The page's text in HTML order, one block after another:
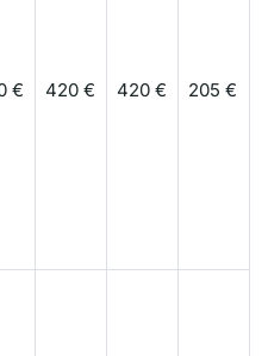
€ 420 € 420 € 205 €